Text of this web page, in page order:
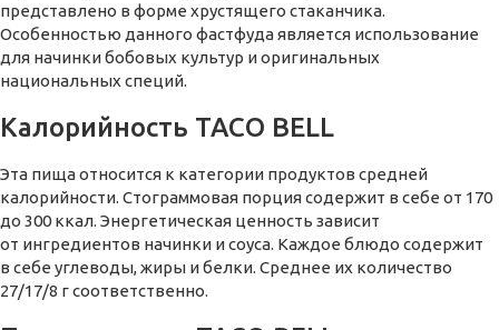
представлено в форме хрустящего стаканчика.
Особенностью данного фастфуда является использование
для начинки бобовых культур и оригинальных
национальных специй.
Калорийность TACO BELL
Эта пища относится к категории продуктов средней
калорийности. Стограммовая порция содержит в себе от 170
до 300 ккал. Энергетическая ценность зависит
от ингредиентов начинки и соуса. Каждое блюдо содержит
в себе углеводы, жиры и белки. Среднее их количество
27/17/8 г соответственно.